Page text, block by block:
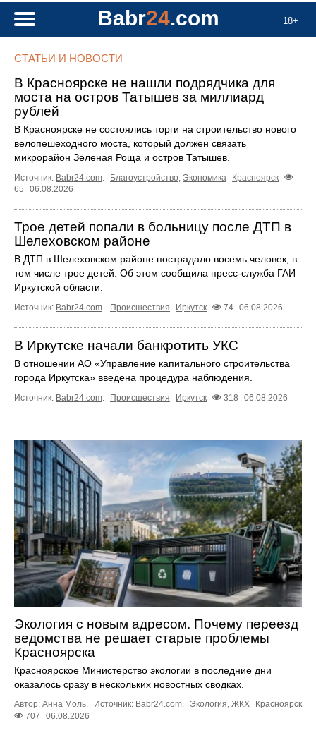
18+
Babr24.com
СТАТЬИ И НОВОСТИ
В Красноярске не нашли подрядчика для
моста на остров Татышев за миллиард
рублей
В Красноярске не состоялись торги на строительство нового
велопешеходного моста, который должен связать
микрорайон Зеленая Роща и остров Татышев.
Источник: Babr24.com. Благоустройство, Экономика
Красноярск
65
06.08.2026
Трое детей попали в больницу после ДТП в
Шелеховском районе
В ДТП в Шелеховском районе пострадало восемь человек, в
том числе трое детей. Об этом сообщила пресс‑служба ГАИ
Иркутской области.
Источник: Babr24.com. Происшествия Иркутск 74 06.08.2026
В Иркутске начали банкротить УКС
В отношении АО «Управление капитального строительства
города Иркутска» введена процедура наблюдения.
Источник: Babr24.com. Происшествия Иркутск 318 06.08.2026
Экология с новым адресом. Почему переезд
ведомства не решает старые проблемы
Красноярска
Красноярское Министерство экологии в последние дни
оказалось сразу в нескольких новостных сводках.
Автор: Анна Моль. Источник: Babr24.com. Экология, ЖКХ
Красноярск
707
06.08.2026